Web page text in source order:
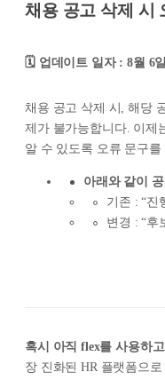
채용 공고 삭제 시
🗓️ 업데이트 일자 : 8월 6
채용 공고 삭제 시, 해당
제가 불가능합니다. 이제
알 수 있도록 오류 문구
아래와 같이
기존 : “진
변경 : “후
혹시 아직 flex를 사용하
장 진화된 HR 플랫폼으